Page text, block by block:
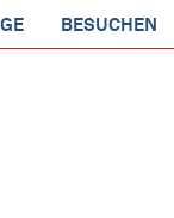
BESUCHEN